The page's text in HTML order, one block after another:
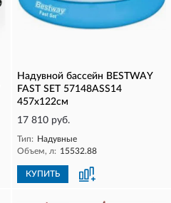
Надувной бассейн BESTWAY
FAST SET 57148ASS14
457х122см
17 810 руб.
Тип: Надувные
Объем, л: 15532.88
КУПИТЬ